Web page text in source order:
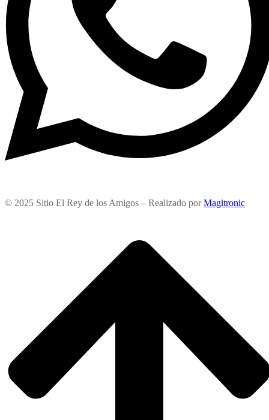
© 2025 Sitio El Rey de los Amigos – Realizado porMagitronic